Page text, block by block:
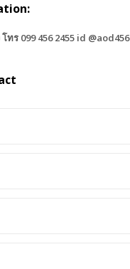
ทร 099 456 2455 id @aod456